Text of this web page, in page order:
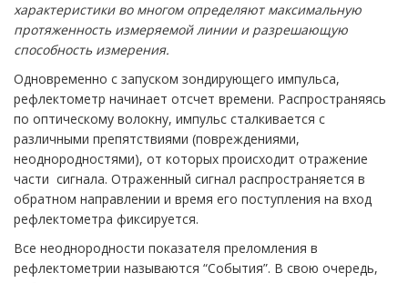
характеристики во многом определяют максимальную
протяженность измеряемой линии и разрешающую
способность измерения.
Одновременно с запуском зондирующего импульса,
рефлектометр начинает отсчет времени. Распространяясь
по оптическому волокну, импульс сталкивается с
различными препятствиями (повреждениями,
неоднородностями), от которых происходит отражение
части сигнала. Отраженный сигнал распространяется в
обратном направлении и время его поступления на вход
рефлектометра фиксируется.
Все неоднородности показателя преломления в
рефлектометрии называются “События”. В свою очередь,